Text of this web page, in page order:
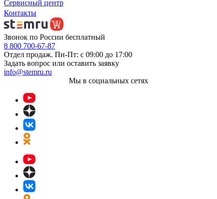
Сервисный центр
Контакты
Звонок по России бесплатный
8 800 700-67-87
Отдел продаж. Пн-Пт: с 09:00 до 17:00
Задать вопрос или оставить заявку
info@stemru.ru
Мы в социальных сетях